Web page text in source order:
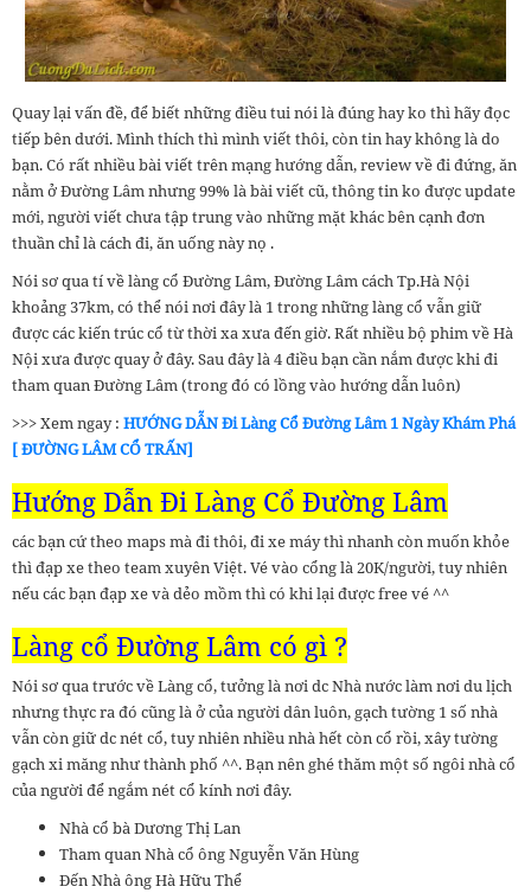
Quay lại vấn đề, để biết những điều tui nói là đúng hay ko thì hãy đọc
tiếp bên dưới. Mình thích thì mình viết thôi, còn tin hay không là do
bạn. Có rất nhiều bài viết trên mạng hướng dẫn, review về đi đứng, ăn
nằm ở Đường Lâm nhưng 99% là bài viết cũ, thông tin ko được update
mới, người viết chưa tập trung vào những mặt khác bên cạnh đơn
thuần chỉ là cách đi, ăn uống này nọ .
Nói sơ qua tí về làng cổ Đường Lâm, Đường Lâm cách Tp.Hà Nội
khoảng 37km, có thể nói nơi đây là 1 trong những làng cổ vẫn giữ
được các kiến trúc cổ từ thời xa xưa đến giờ. Rất nhiều bộ phim về Hà
Nội xưa được quay ở đây. Sau đây là 4 điều bạn cần nắm được khi đi
tham quan Đường Lâm (trong đó có lồng vào hướng dẫn luôn)
>>> Xem ngay : HƯỚNG DẪN Đi Làng Cổ Đường Lâm 1 Ngày Khám Phá
[ ĐƯỜNG LÂM CỔ TRẤN]
Hướng Dẫn Đi Làng Cổ Đường Lâm
các bạn cứ theo maps mà đi thôi, đi xe máy thì nhanh còn muốn khỏe
thì đạp xe theo team xuyên Việt. Vé vào cổng là 20K/người, tuy nhiên
nếu các bạn đạp xe và dẻo mồm thì có khi lại được free vé ^^
Làng cổ Đường Lâm có gì ?
Nói sơ qua trước về Làng cổ, tưởng là nơi dc Nhà nước làm nơi du lịch
nhưng thực ra đó cũng là ở của người dân luôn, gạch tường 1 số nhà
vẫn còn giữ dc nét cổ, tuy nhiên nhiều nhà hết còn cổ rồi, xây tường
gạch xi măng như thành phố ^^. Bạn nên ghé thăm một số ngôi nhà cổ
của người để ngắm nét cổ kính nơi đây.
Nhà cổ bà Dương Thị Lan
Tham quan Nhà cổ ông Nguyễn Văn Hùng
Đến Nhà ông Hà Hữu Thể